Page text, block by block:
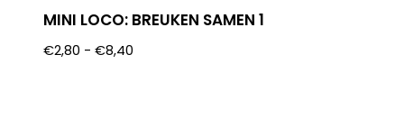
MINI LOCO: BREUKEN SAMEN 1
€2,80 - €8,40